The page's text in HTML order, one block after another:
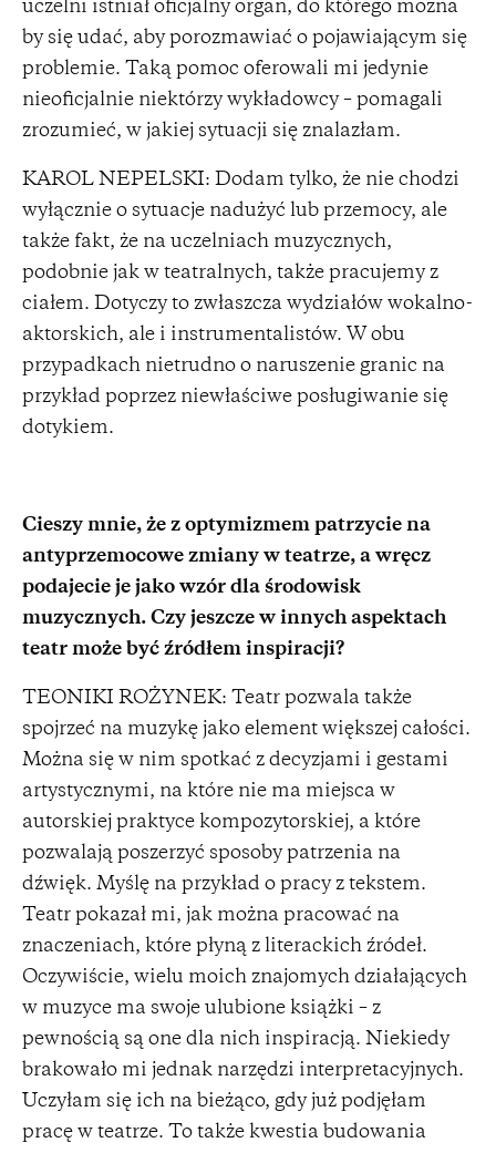
uczelni istniał oficjalny organ, do którego można
by się udać, aby porozmawiać o pojawiającym się
problemie. Taką pomoc oferowali mi jedynie
nieoficjalnie niektórzy wykładowcy – pomagali
zrozumieć, w jakiej sytuacji się znalazłam.
KAROL NEPELSKI: Dodam tylko, że nie chodzi
wyłącznie o sytuacje nadużyć lub przemocy, ale
także fakt, że na uczelniach muzycznych,
podobnie jak w teatralnych, także pracujemy z
ciałem. Dotyczy to zwłaszcza wydziałów wokalno-
aktorskich, ale i instrumentalistów. W obu
przypadkach nietrudno o naruszenie granic na
przykład poprzez niewłaściwe posługiwanie się
dotykiem.
Cieszy mnie, że z optymizmem patrzycie na
antyprzemocowe zmiany w teatrze, a wręcz
podajecie je jako wzór dla środowisk
muzycznych. Czy jeszcze w innych aspektach
teatr może być źródłem inspiracji?
TEONIKI ROŻYNEK: Teatr pozwala także
spojrzeć na muzykę jako element większej całości.
Można się w nim spotkać z decyzjami i gestami
artystycznymi, na które nie ma miejsca w
autorskiej praktyce kompozytorskiej, a które
pozwalają poszerzyć sposoby patrzenia na
dźwięk. Myślę na przykład o pracy z tekstem.
Teatr pokazał mi, jak można pracować na
znaczeniach, które płyną z literackich źródeł.
Oczywiście, wielu moich znajomych działających
w muzyce ma swoje ulubione książki – z
pewnością są one dla nich inspiracją. Niekiedy
brakowało mi jednak narzędzi interpretacyjnych.
Uczyłam się ich na bieżąco, gdy już podjęłam
pracę w teatrze. To także kwestia budowania